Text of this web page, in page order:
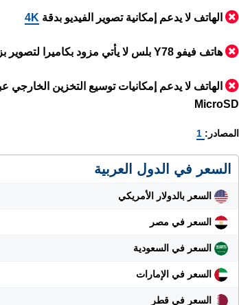
الهاتف لا يدعم إمكانية تصوير الفيديو بدقة 4K
هاتف فيفو Y78 بلس لا يأتي مزود بكاميرا لتصوير بزاوية واسعة
الهاتف لا يدعم إمكانيات توسيع التخزين الخارجي
MicroSD
المصادر:
السعر في الدول العربية
السعر بالدولار الأمريكي
السعر في مصر
السعر في السعودية
السعر في الإمارات
السعر في قطر